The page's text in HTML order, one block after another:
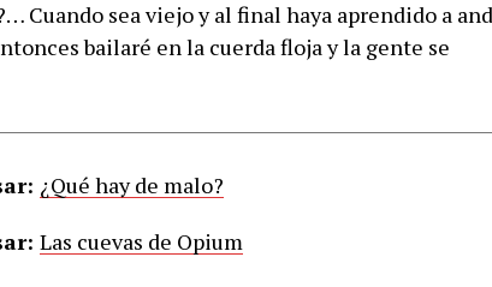
Cuando sea viejo y al final haya aprendido a
bailaré en la cuerda floja y la gente se
¿Qué hay de malo?
Las cuevas de Opium